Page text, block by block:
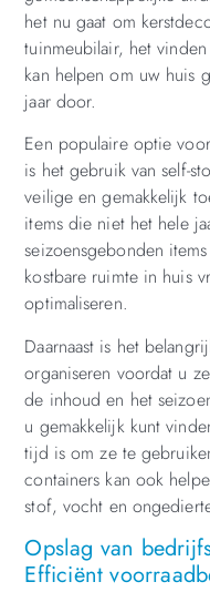
het nu gaat om
tuinmeubilair, het
kan helpen om uw huis
jaar door.
Een populaire optie
is het gebruik van self-
veilige en gemakkelijk
items die niet het hele
seizoensgebonden
kostbare ruimte in huis
optimaliseren.
Daarnaast is het
organiseren voordat u
de inhoud en het
u gemakkelijk kunt
tijd is om ze te
containers kan ook
stof, vocht en
Opslag van
Efficiënt